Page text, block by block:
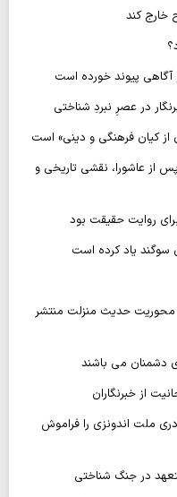
خارج کند
آگاهی پیوند خورده است
در عصرِ نبردِ شناختی
از کیان فرهنگی و دینی» است
از عاشورا، نقشی تاریخی و
روایت حقیقت بود
سوگند یاد کرده است
محوریت حدیث منزلت منتشر
دشمنان می باشند
از خبرنگاران
ملت اندونزی را فراموش
در جنگ شناختی